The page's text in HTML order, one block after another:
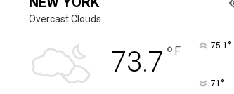
Overcast Clouds
73.7 ° F 75.1 °
71 °